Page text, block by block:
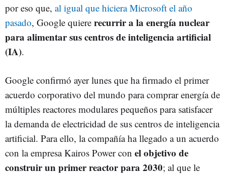
por eso que, al igual que hiciera Microsoft el año
pasado, Google quiere recurrir a la energía nuclear
para alimentar sus centros de inteligencia artificial
(IA).
Google confirmó ayer lunes que ha firmado el primer
acuerdo corporativo del mundo para comprar energía de
múltiples reactores modulares pequeños para satisfacer
la demanda de electricidad de sus centros de inteligencia
artificial. Para ello, la compañía ha llegado a un acuerdo
con la empresa Kairos Power con el objetivo de
construir un primer reactor para 2030; al que le